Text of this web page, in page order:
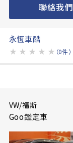
聯絡我們
永恆車酷
★ ★ ★ ★ ★ （0件）
VW/福斯
Goo鑑定車